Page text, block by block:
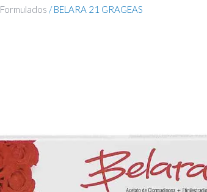
Formulados / BELARA 21 GRAGEAS